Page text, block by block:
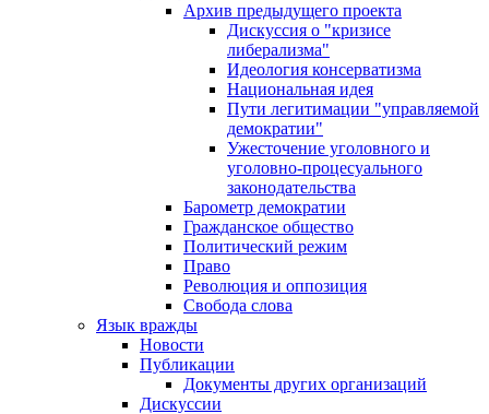
Архив предыдущего проекта
Дискуссия о "кризисе
либерализма"
Идеология консерватизма
Национальная идея
Пути легитимации "управляемой
демократии"
Ужесточение уголовного и
уголовно-процесуального
законодательства
Барометр демократии
Гражданское общество
Политический режим
Право
Революция и оппозиция
Свобода слова
Язык вражды
Новости
Публикации
Документы других организаций
Дискуссии